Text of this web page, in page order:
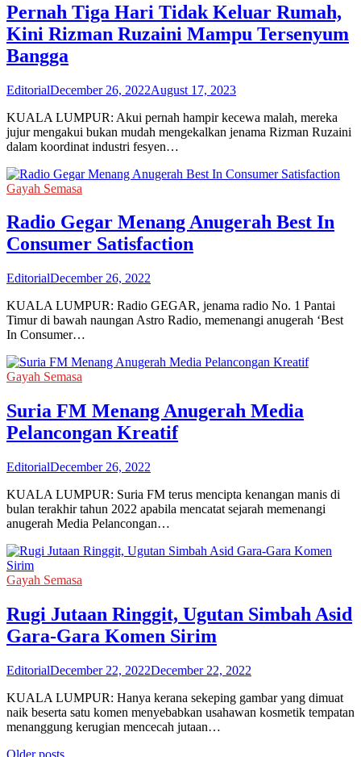
Pernah Tiga Hari Tidak Keluar Rumah,
Kini Rizman Ruzaini Mampu Tersenyum
Bangga
EditorialDecember 26, 2022August 17, 2023
KUALA LUMPUR: Akui pernah hampir kecewa malah, mereka
jujur mengakui bukan mudah mengekalkan jenama Rizman Ruzaini
dalam koordinat industri fesyen…
Gayah Semasa
Radio Gegar Menang Anugerah Best In
Consumer Satisfaction
EditorialDecember 26, 2022
KUALA LUMPUR: Radio GEGAR, jenama radio No. 1 Pantai
Timur di bawah naungan Astro Radio, memenangi anugerah ‘Best
In Consumer…
Gayah Semasa
Suria FM Menang Anugerah Media
Pelancongan Kreatif
EditorialDecember 26, 2022
KUALA LUMPUR: Suria FM terus mencipta kenangan manis di
bulan terakhir tahun 2022 apabila mencatat sejarah memenangi
anugerah Media Pelancongan…
Gayah Semasa
Rugi Jutaan Ringgit, Ugutan Simbah Asid
Gara-Gara Komen Sirim
EditorialDecember 22, 2022December 22, 2022
KUALA LUMPUR: Hanya kerana sekeping gambar yang dimuat
naik beserta satu komen menyebabkan usahawan kosmetik tempatan
menanggung kerugian mencecah jutaan…
Older posts